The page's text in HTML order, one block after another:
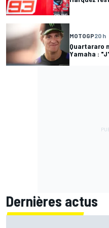
MOTOGP20 h
Quartararo
Yamaha :
Dernières actus